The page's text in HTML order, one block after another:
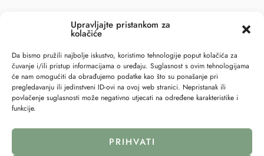
Upravljajte pristankom za
kolačiće
Da bismo pružili najbolje iskustvo, koristimo tehnologije poput kolačića za
čuvanje i/ili pristup informacijama o uređaju. Suglasnost s ovim tehnologijama
će nam omogućiti da obrađujemo podatke kao što su ponašanje pri
pregledavanju ili jedinstveni ID-ovi na ovoj web stranici. Nepristanak ili
povlačenje suglasnosti može negativno utjecati na određene karakteristike i
funkcije.
PRIHVATI
© 2023 – All Right reserved – 6točka2 !